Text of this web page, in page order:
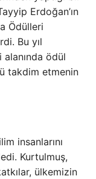
Erdoğan’ın
Ödülleri
Bu yıl
ödül
takdim etmenin
insanlarını
Kurtulmuş,
ülkemizin